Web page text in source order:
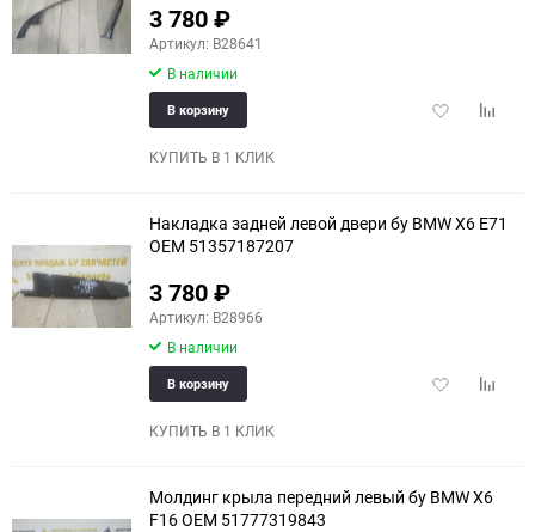
3 780₽
Артикул: B28641
В наличии
Добавить
В корзину
КУПИТЬ В 1 КЛИК
Накладка задней левой двери бу BMW X6 E71
OEM 51357187207
3 780₽
Артикул: B28966
В наличии
Добавить
В корзину
КУПИТЬ В 1 КЛИК
Молдинг крыла передний левый бу BMW X6
F16 OEM 51777319843